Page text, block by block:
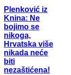
Plenković iz
Knina: Ne
bojimo se
nikoga,
Hrvatska više
nikada neće
biti
nezaštićena!